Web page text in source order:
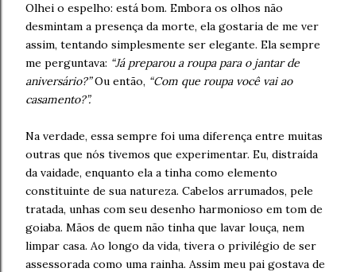
Olhei o espelho: está bom. Embora os olhos não
desmintam a presença da morte, ela gostaria de me ver
assim, tentando simplesmente ser elegante. Ela sempre
me perguntava: “Já preparou a roupa para o jantar de
aniversário?”Ou então, “Com que roupa você vai ao
casamento?”.
Na verdade, essa sempre foi uma diferença entre muitas
outras que nós tivemos que experimentar. Eu, distraída
da vaidade, enquanto ela a tinha como elemento
constituinte de sua natureza. Cabelos arrumados, pele
tratada, unhas com seu desenho harmonioso em tom de
goiaba. Mãos de quem não tinha que lavar louça, nem
limpar casa. Ao longo da vida, tivera o privilégio de ser
assessorada como uma rainha. Assim meu pai gostava de